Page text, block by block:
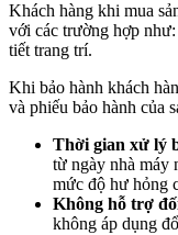
Khách hàng khi mua
với các trường hợp
tiết trang trí.
Khi bảo hành khách
và phiếu bảo hành của
Thời gian xử lý
từ ngày nhà máy
mức độ hư hỏng
Không hỗ trợ
không áp dụng